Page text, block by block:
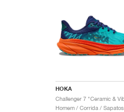
HOKA
Homem / Corrida / Sapatos